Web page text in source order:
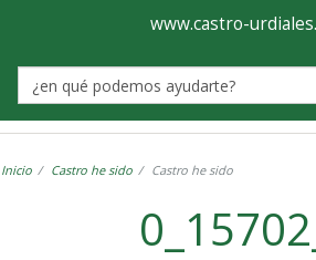
Ayuntamiento
de
Castro-
Urdiales
www.castro-
Label
Inicio Castro he sido Castro he sido